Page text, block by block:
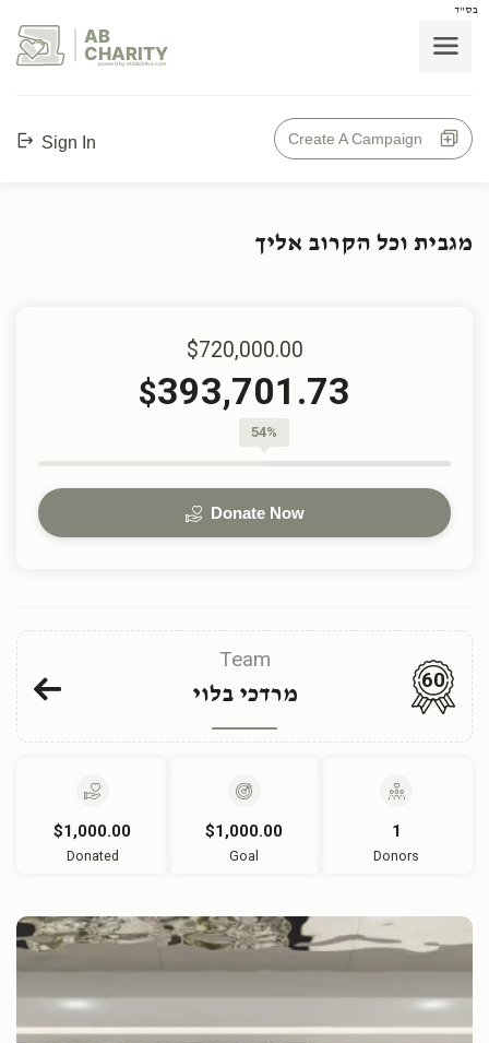
בס"ד
AB
CHARITY
powerd by ahblicklive.com
Sign In Create A Campaign
מגבית וכל הקרוב אליך
$720,000.00
$393,701.73
54%
Donate Now
Team
מרדכי בלוי
60
$1,000.00
Donated
$1,000.00
Goal
1
Donors